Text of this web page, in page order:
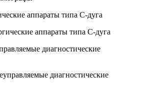
аппараты типа C-дуга
диагностические